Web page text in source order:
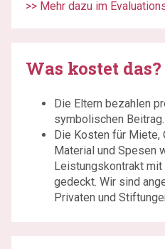
>> Mehr dazu im
Was kostet das?
Die Eltern bezahlen
symbolischen Beitrag.
Die Kosten für Miete,
Material und Spesen
Leistungskontrakt
gedeckt. Wir sind
Privaten und